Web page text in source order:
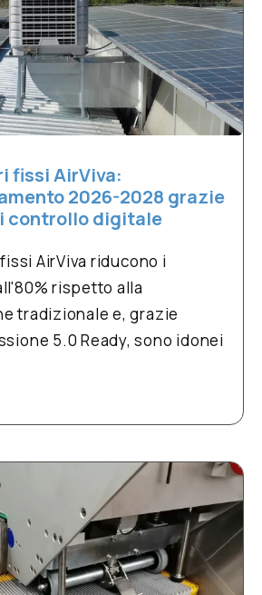
fissi AirViva:
2026-2028 grazie
controllo digitale
AirViva riducono i
rispetto alla
tradizionale e, grazie
5.0 Ready, sono idonei